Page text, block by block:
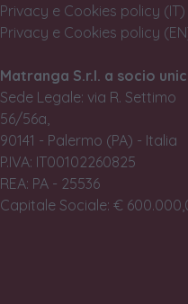
Privacy e Cookies policy (IT)
Privacy e Cookies policy
Matranga S.r.l. a socio
Sede Legale: via R. Settimo
56/56a,
90141 - Palermo (PA) - Italia
P.IVA: IT00102260825
REA: PA - 25536
Capitale Sociale: €